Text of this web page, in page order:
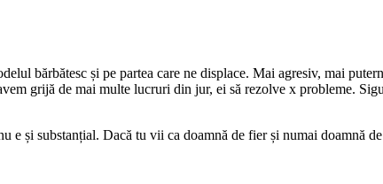
bărbătesc și pe partea care ne displace. Mai agresiv, mai
grijă de mai multe lucruri din jur, ei să rezolve x probleme.
și substanțial. Dacă tu vii ca doamnă de fier și numai doamnă